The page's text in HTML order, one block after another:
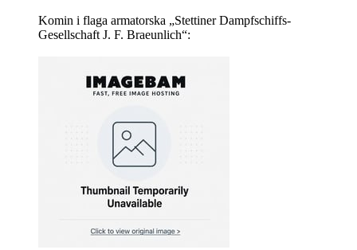
Komin i flaga armatorska „Stettiner Dampfschiffs-
Gesellschaft J. F. Braeunlich“: